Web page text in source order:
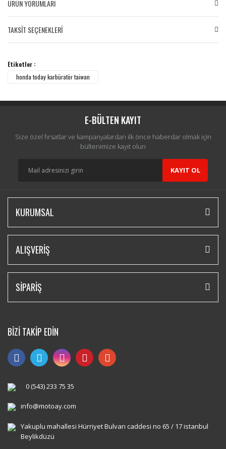
ÜRÜN YORUMLARI
TAKSİT SEÇENEKLERİ
Etiketler :
honda today karbüratör taiwan
E-BÜLTEN KAYIT
Size özel fırsatlar ve kampanyalardan ilk önce haberdar olmak için
bültenimize kayıt olun
KAYIT OL
KURUMSAL
ALIŞVERİŞ
SİPARİŞ
BİZİ TAKİP EDİN
0 (543) 233 75 35
info@motoay.com
Yakuplu mahallesi Hürriyet Bulvarı caddesi no 65 / 17 istanbul
Beylikdüzü